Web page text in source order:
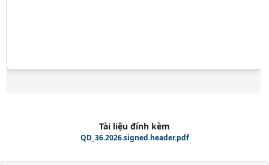
Tài liệu đính kèm
QD_36.2026.signed.header.pdf